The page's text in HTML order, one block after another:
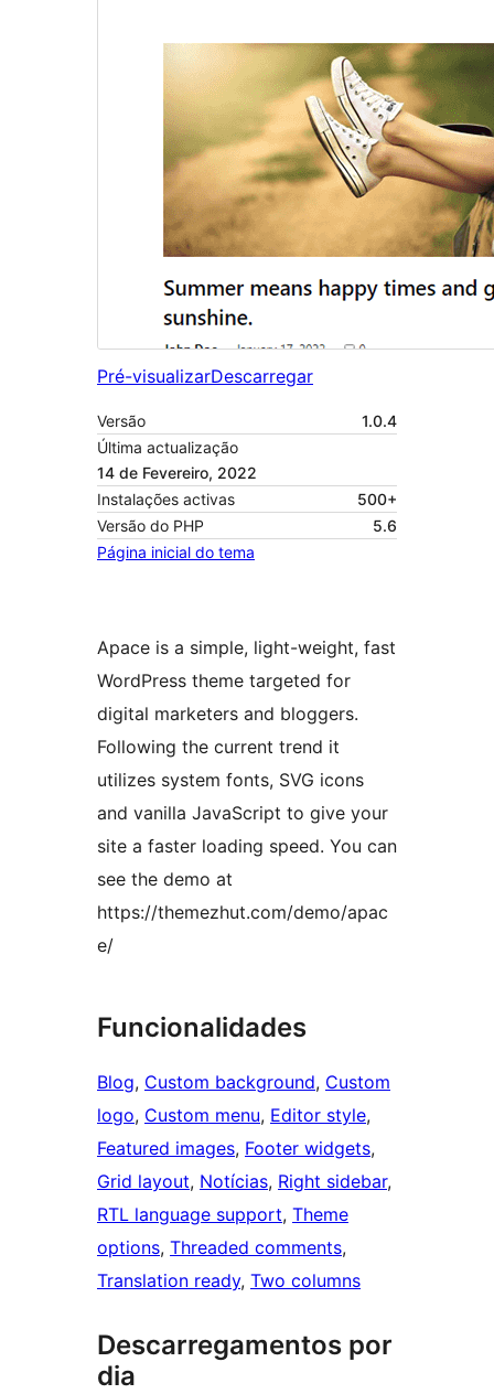
Pré-visualizarDescarregar
Versão
1.0.4
Última actualização
14 de Fevereiro, 2022
Instalações activas
500+
Versão do PHP
5.6
Página inicial do tema
Apace is a simple, light-weight, fast
WordPress theme targeted for
digital marketers and bloggers.
Following the current trend it
utilizes system fonts, SVG icons
and vanilla JavaScript to give your
site a faster loading speed. You can
see the demo at
https://themezhut.com/demo/apac
e/
Funcionalidades
Blog, Custom background, Custom
logo, Custom menu, Editor style
Featured images, Footer widgets
Grid layout, Notícias, Right sidebar
RTL language support, Theme
options, Threaded comments
Translation ready, Two columns
Descarregamentos por
dia